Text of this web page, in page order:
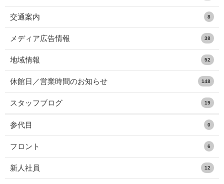
交通案内 8
メディア広告情報 38
地域情報 52
休館日／営業時間のお知らせ 148
スタッフブログ 19
参代目 0
フロント 6
新人社員 12